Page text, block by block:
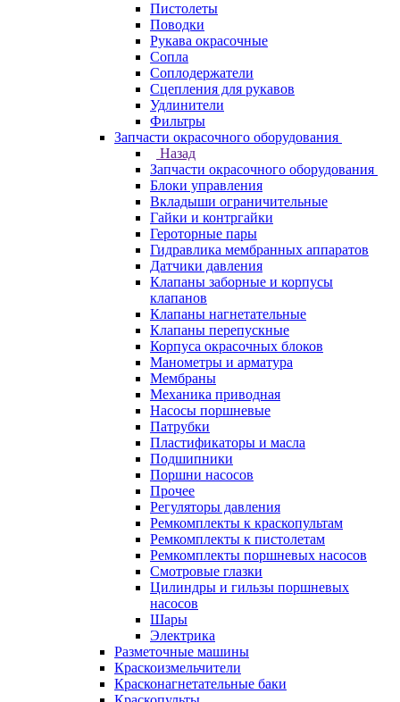
Пистолеты
Поводки
Рукава окрасочные
Сопла
Соплодержатели
Сцепления для рукавов
Удлинители
Фильтры
Запчасти окрасочного оборудования
Назад
Запчасти окрасочного оборудования
Блоки управления
Вкладыши ограничительные
Гайки и контргайки
Героторные пары
Гидравлика мембранных аппаратов
Датчики давления
Клапаны заборные и корпусы
клапанов
Клапаны нагнетательные
Клапаны перепускные
Корпуса окрасочных блоков
Манометры и арматура
Мембраны
Механика приводная
Насосы поршневые
Патрубки
Пластификаторы и масла
Подшипники
Поршни насосов
Прочее
Регуляторы давления
Ремкомплекты к краскопультам
Ремкомплекты к пистолетам
Ремкомплекты поршневых насосов
Смотровые глазки
Цилиндры и гильзы поршневых
насосов
Шары
Электрика
Разметочные машины
Краскоизмельчители
Красконагнетательные баки